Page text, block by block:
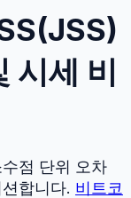
시세 비
점 단위 오차
합니다. 비트코